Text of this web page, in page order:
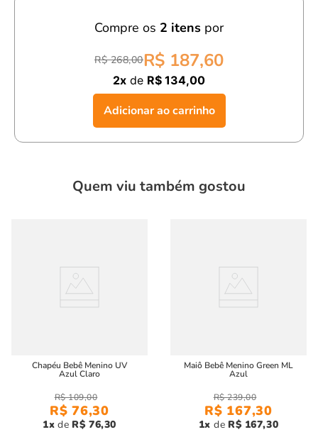
sunga bebê menino Green azul claro, seu filho estará
pronto para aproveitar o verão com muito estilo e conforto!
Compre os 2 itens por
R$ 268,00R$ 187,60
2x de R$ 134,00
Adicionar ao carrinho
Quem viu também gostou
Chapéu Bebê Menino UV
Azul Claro
R$ 109,00
R$ 76,30
1 R$ 76,30
Maiô Bebê Menino Green ML
Azul
R$ 239,00
R$ 167,30
1 R$ 167,30